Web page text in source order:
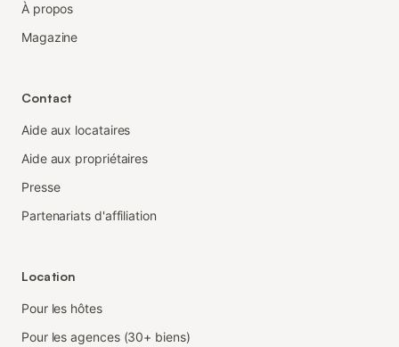
À propos
Magazine
Contact
Aide aux locataires
Aide aux propriétaires
Presse
Partenariats d'affiliation
Location
Pour les hôtes
Pour les agences (30+ biens)